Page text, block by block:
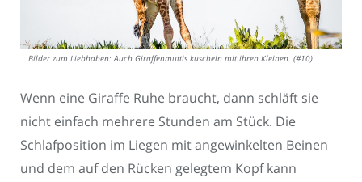
Bilder zum Liebhaben: Auch Giraffenmuttis kuscheln mit ihren Kleinen. (#10)
Wenn eine Giraffe Ruhe braucht, dann schläft sie
nicht einfach mehrere Stunden am Stück. Die
Schlafposition im Liegen mit angewinkelten Beinen
und dem auf den Rücken gelegtem Kopf kann